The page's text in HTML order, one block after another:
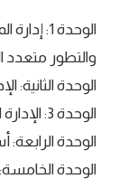
الوحدة 1:
والتطور
الوحدة الثانية:
الوحدة 3: الإدارة المستقبلية للوظائف والمهارات
الوحدة
الوحدة